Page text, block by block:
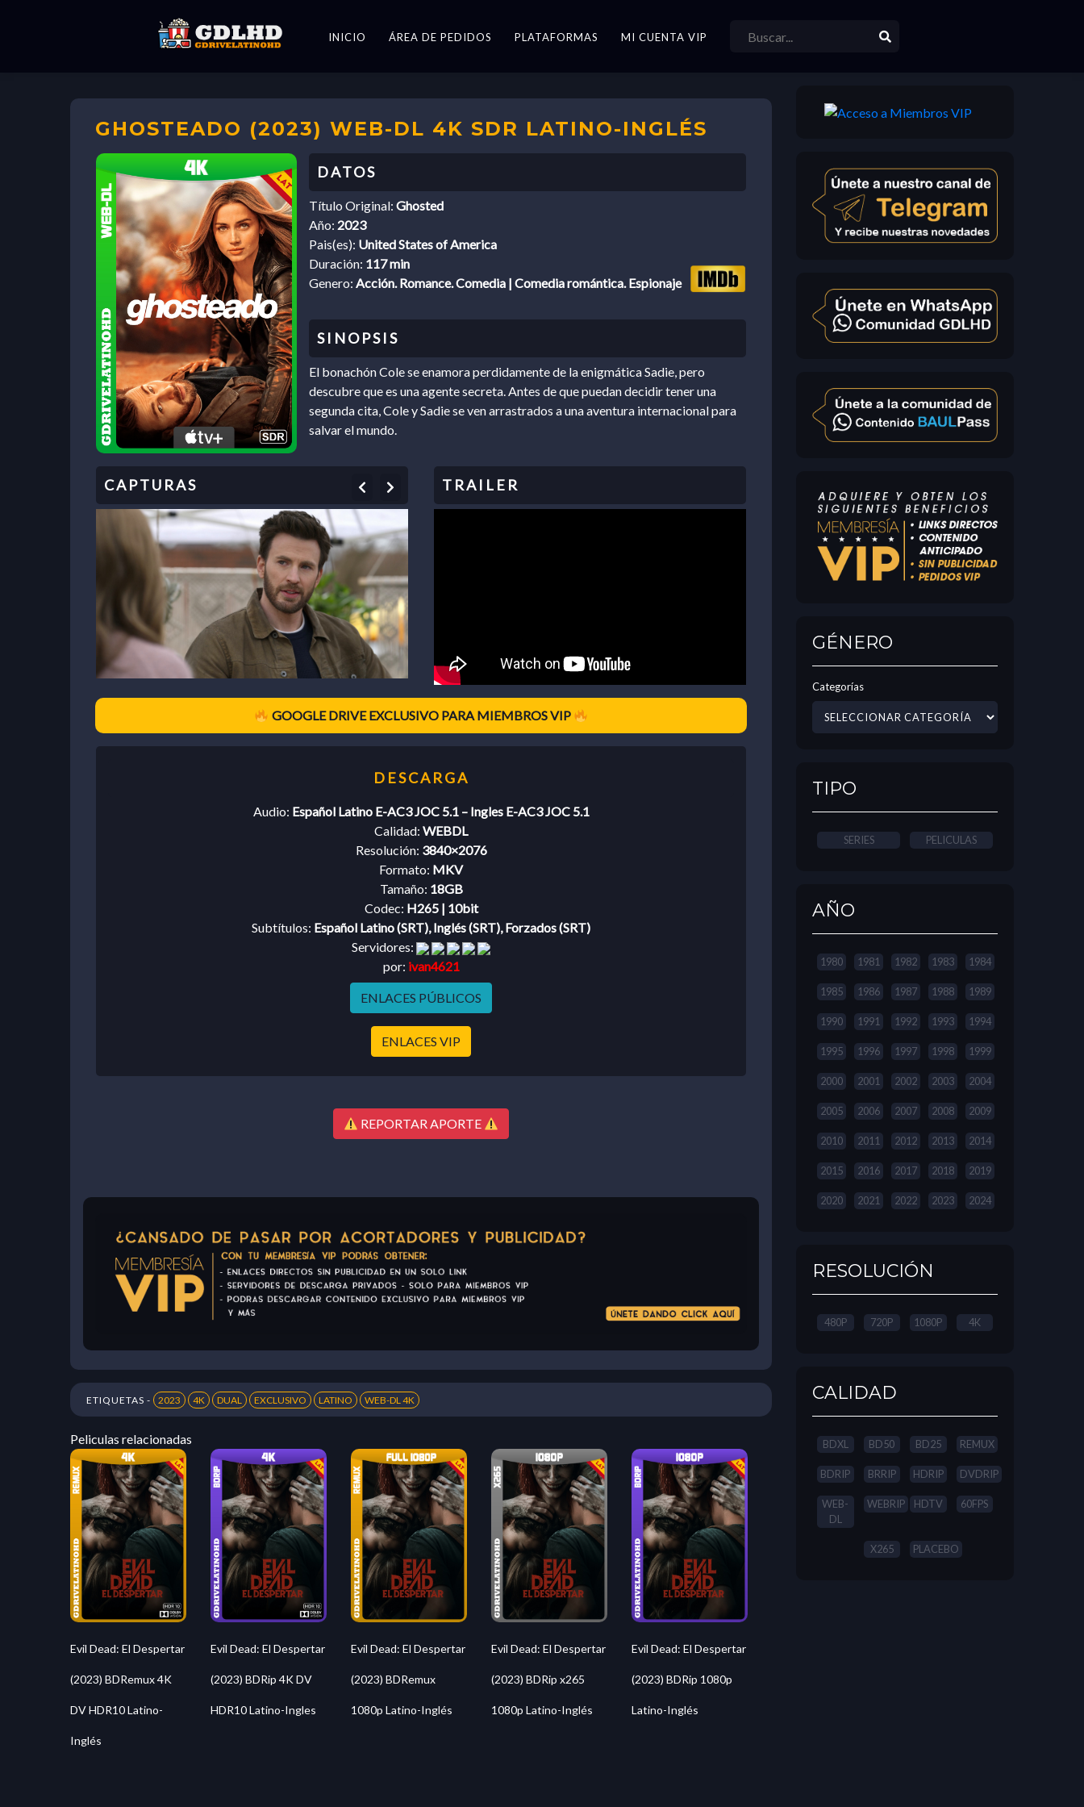
INICIO ÁREA DE PEDIDOS PLATAFORMAS MI CUENTA VIP
GHOSTEADO (2023) WEB-DL 4K SDR LATINO-INGLÉS
Título Original: Ghosted
Año: 2023
Pais(es): United States of America
Duración: 117 min
Genero: Acción. Romance. Comedia | Comedia romántica. Espionaje
El bonachón Cole se enamora perdidamente de la enigmática Sadie, pero
descubre que es una agente secreta. Antes de que puedan decidir tener una
segunda cita, Cole y Sadie se ven arrastrados a una aventura internacional para
salvar el mundo.
Previous
GOOGLE DRIVE EXCLUSIVO PARA MIEMBROS VIP
Audio: Español Latino E-AC3 JOC 5.1 – Ingles E-AC3 JOC 5.1
Calidad: WEBDL
Resolución: 3840×2076
Formato: MKV
Tamaño: 18GB
Codec: H265 | 10bit
Subtítulos: Español Latino (SRT), Inglés (SRT), Forzados (SRT)
Servidores:
por: ivan4621
ENLACES PÚBLICOS
ENLACES VIP
REPORTAR APORTE
ETIQUETAS - 2023 4K DUAL EXCLUSIVO LATINO WEB-DL 4K
Peliculas relacionadas
Evil Dead: El Despertar
(2023) BDRemux 4K
DV HDR10 Latino-
Inglés
Evil Dead: El Despertar
(2023) BDRip 4K DV
HDR10 Latino-Ingles
Evil Dead: El Despertar
(2023) BDRemux
1080p Latino-Inglés
Evil Dead: El Despertar
(2023) BDRip x265
1080p Latino-Inglés
Evil Dead: El Despertar
(2023) BDRip 1080p
Latino-Inglés
GÉNERO
Categorías
TIPO
SERIES PELICULAS
AÑO
1980 1981 1982 1983 1984
1985 1986 1987 1988 1989
1990 1991 1992 1993 1994
1995 1996 1997 1998 1999
2000 2001 2002 2003 2004
2005 2006 2007 2008 2009
2010 2011 2012 2013 2014
2015 2016 2017 2018 2019
2020 2021 2022 2023 2024
RESOLUCIÓN
480P 720P 1080P 4K
CALIDAD
BDXL BD50 BD25 REMUX
BDRIP BRRIP HDRIP DVDRIP
WEB-
DL
WEBRIP HDTV 60FPS
X265 PLACEBO